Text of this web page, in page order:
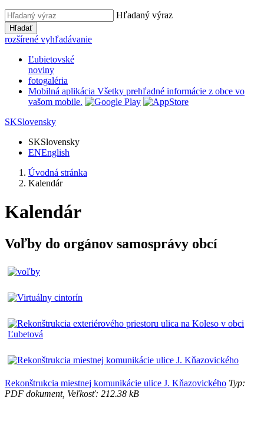
Hľadaný výraz
Hľadať
rozšírené vyhľadávanie
Ľubietovské
noviny
fotogaléria
Mobilná aplikácia Všetky prehľadné informácie z obce vo
vašom mobile.
SKSlovensky
SKSlovensky
ENEnglish
Úvodná stránka
Kalendár
Kalendár
Voľby do orgánov samosprávy obcí
Rekonštrukcia miestnej komunikácie ulice J. Kňazovického Typ:
PDF dokument, Veľkosť: 212.38 kB